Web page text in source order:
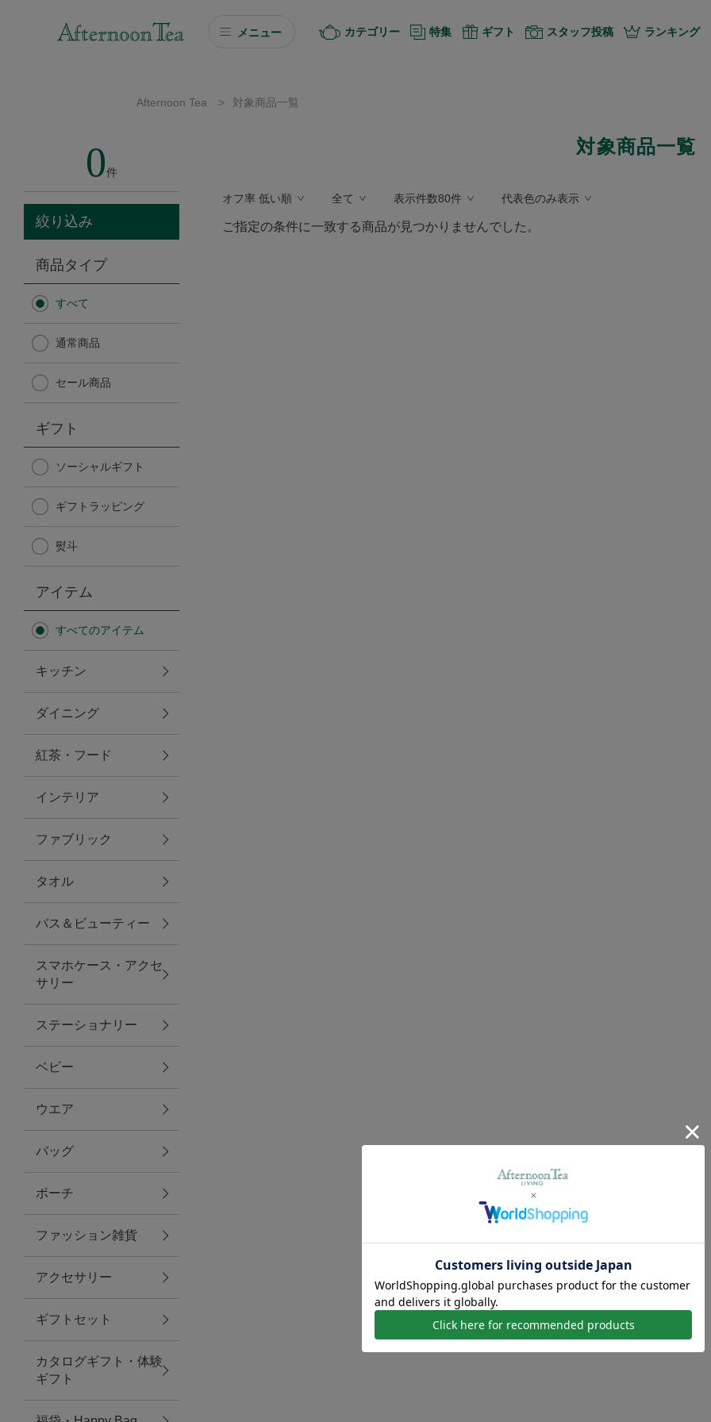
メニュー
ソーシャルギフト
カタログギフト
Afternoon Tea TEAROOM
Afternoon Tea TEAROOM
日傘
保冷バッグ
無重力シリーズ
トラベルグッズ
ランチ
バッグ
キッチン・ダイニング
ダイニング
キッチン
ファブリック
グリーン
バス＆ビューティー
バス＆ビューティー
タオル
ウエア＆バッグ
ウエア
レイングッズ
カテゴリー 特集 ギフト スタッフ投稿 ランキング
Afternoon Tea > 対象商品一覧
0件
絞り込み
商品タイプ
すべて
通常商品
セール商品
ギフト
ソーシャルギフト
ギフトラッピング
熨斗
アイテム
すべてのアイテム
キッチン
ダイニング
紅茶・フード
インテリア
ファブリック
タオル
バス＆ビューティー
スマホケース・アクセ
サリー
ステーショナリー
ベビー
ウエア
バッグ
ポーチ
ファッション雑貨
アクセサリー
ギフトセット
カタログギフト・体験
ギフト
対象商品一覧
オフ率 低い順 全て 表示件数80件 代表色のみ表示
ご指定の条件に一致する商品が見つかりませんでした。